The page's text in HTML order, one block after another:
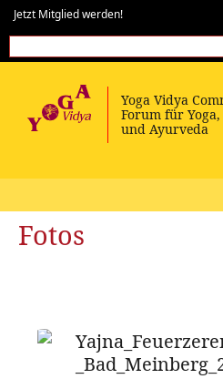
Jetzt Mitglied werden!
Fotos